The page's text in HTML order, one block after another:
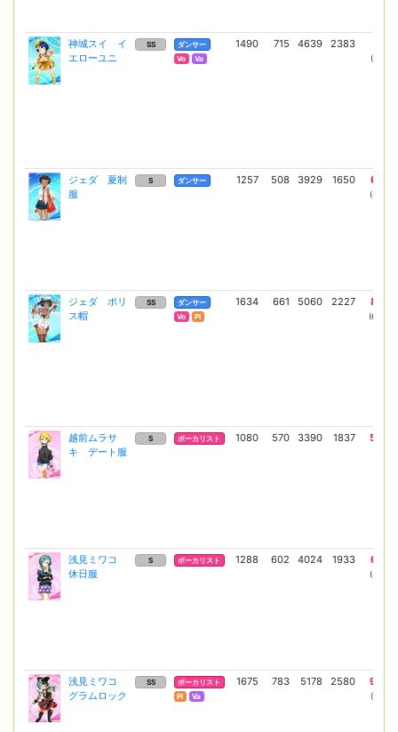
神城スイ イ
エローユニ
SS
ダンサー
Vo
Va
1490 715 4639 2383
(5924)
ジェダ 夏制
服
S ダンサー 1257 508 3929 1650 6692
(4885)
ジェダ ポリ
ス帽
SS
ダンサー
Vo
Pl
1634 661 5060 2227 8835
(6449)
越前ムラサ
キ デート服
S ボーカリスト 1080 570 3390 1837 5770
浅見ミワコ
休日服
S ボーカリスト 1288 602 4024 1933 6858
(5006)
浅見ミワコ
グラムロック
SS
ボーカリスト
Pl
Va
1675 783 5178 2580 9037
(6597)